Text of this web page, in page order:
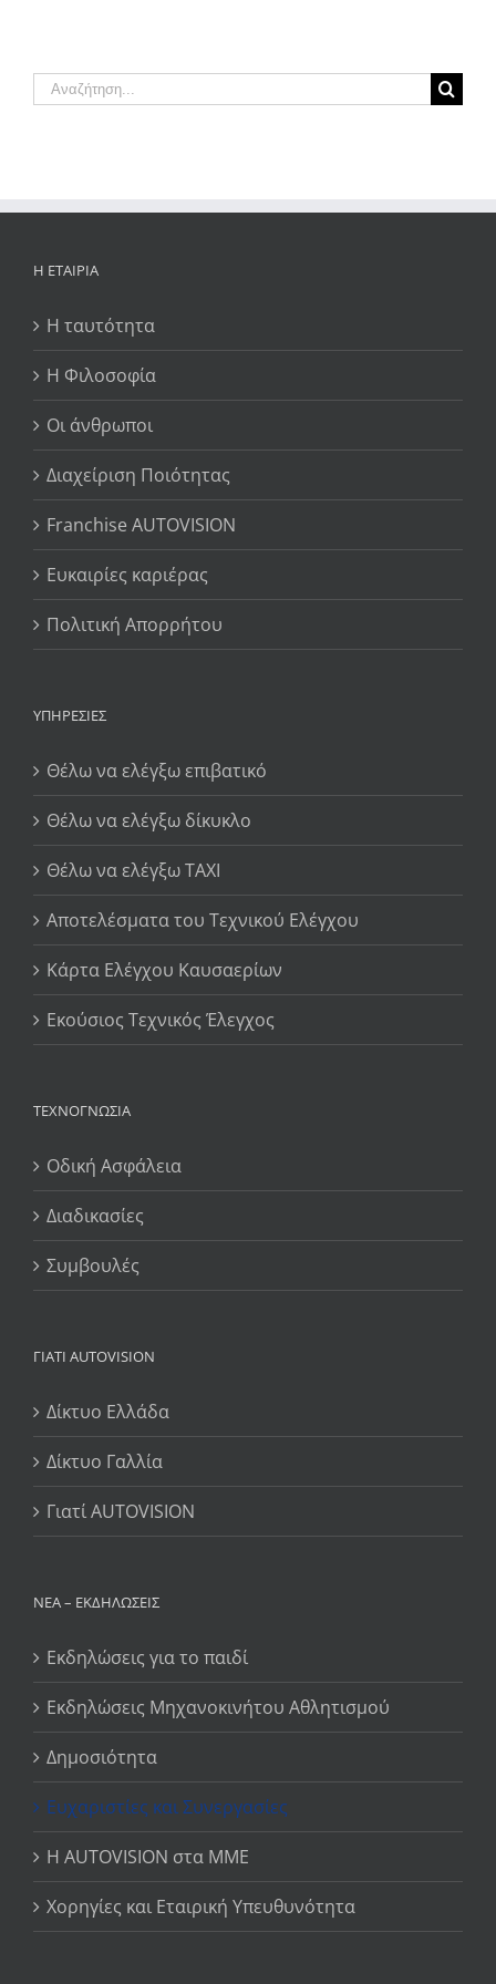
Αναζήτηση
για:
Η ΕΤΑΙΡΊΑ
Η ταυτότητα
Η Φιλοσοφία
Οι άνθρωποι
Διαχείριση Ποιότητας
Franchise AUTOVISION
Ευκαιρίες καριέρας
Πολιτική Απορρήτου
ΥΠΗΡΕΣΊΕΣ
Θέλω να ελέγξω επιβατικό
Θέλω να ελέγξω δίκυκλο
Θέλω να ελέγξω TAXI
Αποτελέσματα του Τεχνικού Ελέγχου
Κάρτα Ελέγχου Καυσαερίων
Εκούσιος Τεχνικός Έλεγχος
ΤΕΧΝΟΓΝΩΣΊΑ
Οδική Ασφάλεια
Διαδικασίες
Συμβουλές
ΓΙΆΤΙ AUTOVISION
Δίκτυο Ελλάδα
Δίκτυο Γαλλία
Γιατί AUTOVISION
ΝΈΑ – ΕΚΔΗΛΏΣΕΙΣ
Εκδηλώσεις για το παιδί
Εκδηλώσεις Μηχανοκινήτου Αθλητισμού
Δημοσιότητα
Ευχαριστίες και Συνεργασίες
Η AUTOVISION στα ΜΜΕ
Χορηγίες και Εταιρική Υπευθυνότητα